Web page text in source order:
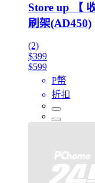
Store up 【
刷架(AD450)
(2)
$399
$599
P幣
折扣